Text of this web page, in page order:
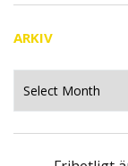
ARKIV